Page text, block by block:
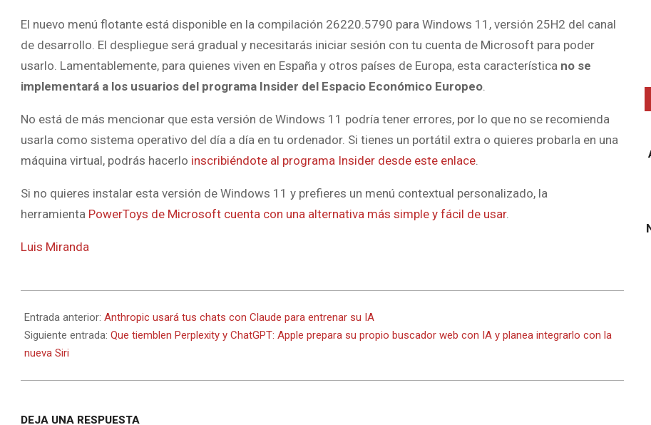
El nuevo menú flotante está disponible en la compilación 26220.5790 para Windows 11, versión 25H2 del canal
de desarrollo. El despliegue será gradual y necesitarás iniciar sesión con tu cuenta de Microsoft para poder
usarlo. Lamentablemente, para quienes viven en España y otros países de Europa, esta característica no se
implementará a los usuarios del programa Insider del Espacio Económico Europeo.
No está de más mencionar que esta versión de Windows 11 podría tener errores, por lo que no se recomienda
usarla como sistema operativo del día a día en tu ordenador. Si tienes un portátil extra o quieres probarla en una
máquina virtual, podrás hacerlo inscribiéndote al programa Insider desde este enlace.
Si no quieres instalar esta versión de Windows 11 y prefieres un menú contextual personalizado, la
herramienta PowerToys de Microsoft cuenta con una alternativa más simple y fácil de usar.
Luis Miranda
09-
11
Entrada anterior: Anthropic usará tus chats con Claude para entrenar su IA
Siguiente entrada: Que tiemblen Perplexity y ChatGPT: Apple prepara su propio buscador web con IA y planea integrarlo con la
nueva Siri
DEJA UNA RESPUESTA